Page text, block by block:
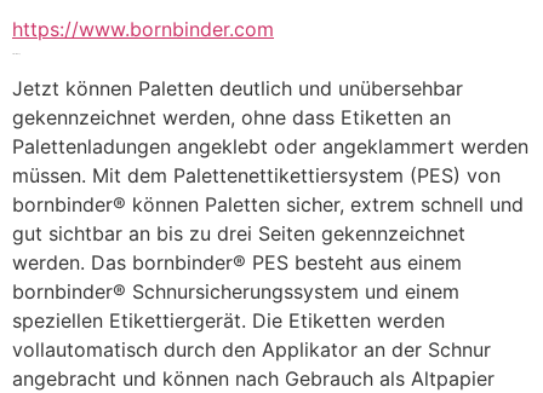
https://www.bornbinder.com
Jetzt können Paletten deutlich und unübersehbar
gekennzeichnet werden, ohne dass Etiketten an
Palettenladungen angeklebt oder angeklammert werden
müssen. Mit dem Palettenettikettiersystem (PES) von
bornbinder® können Paletten sicher, extrem schnell und
gut sichtbar an bis zu drei Seiten gekennzeichnet
werden. Das bornbinder® PES besteht aus einem
bornbinder® Schnursicherungssystem und einem
speziellen Etikettiergerät. Die Etiketten werden
vollautomatisch durch den Applikator an der Schnur
angebracht und können nach Gebrauch als Altpapier